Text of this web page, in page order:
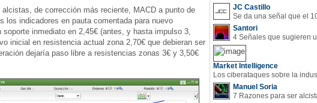
alcistas, de corrección más reciente, MACD a punto de
los indicadores en pauta comentada para nuevo
soporte inmediato en 2,45€ (antes, y hasta impulso 3,
inicial en resistencia actual zona 2,70€ que debieran ser
dejaría paso libre a resistencias zonas 3€ y 3,50€
JC Castillo
Santori
Market Intelligence
Manuel Soria
7 Razones para ser